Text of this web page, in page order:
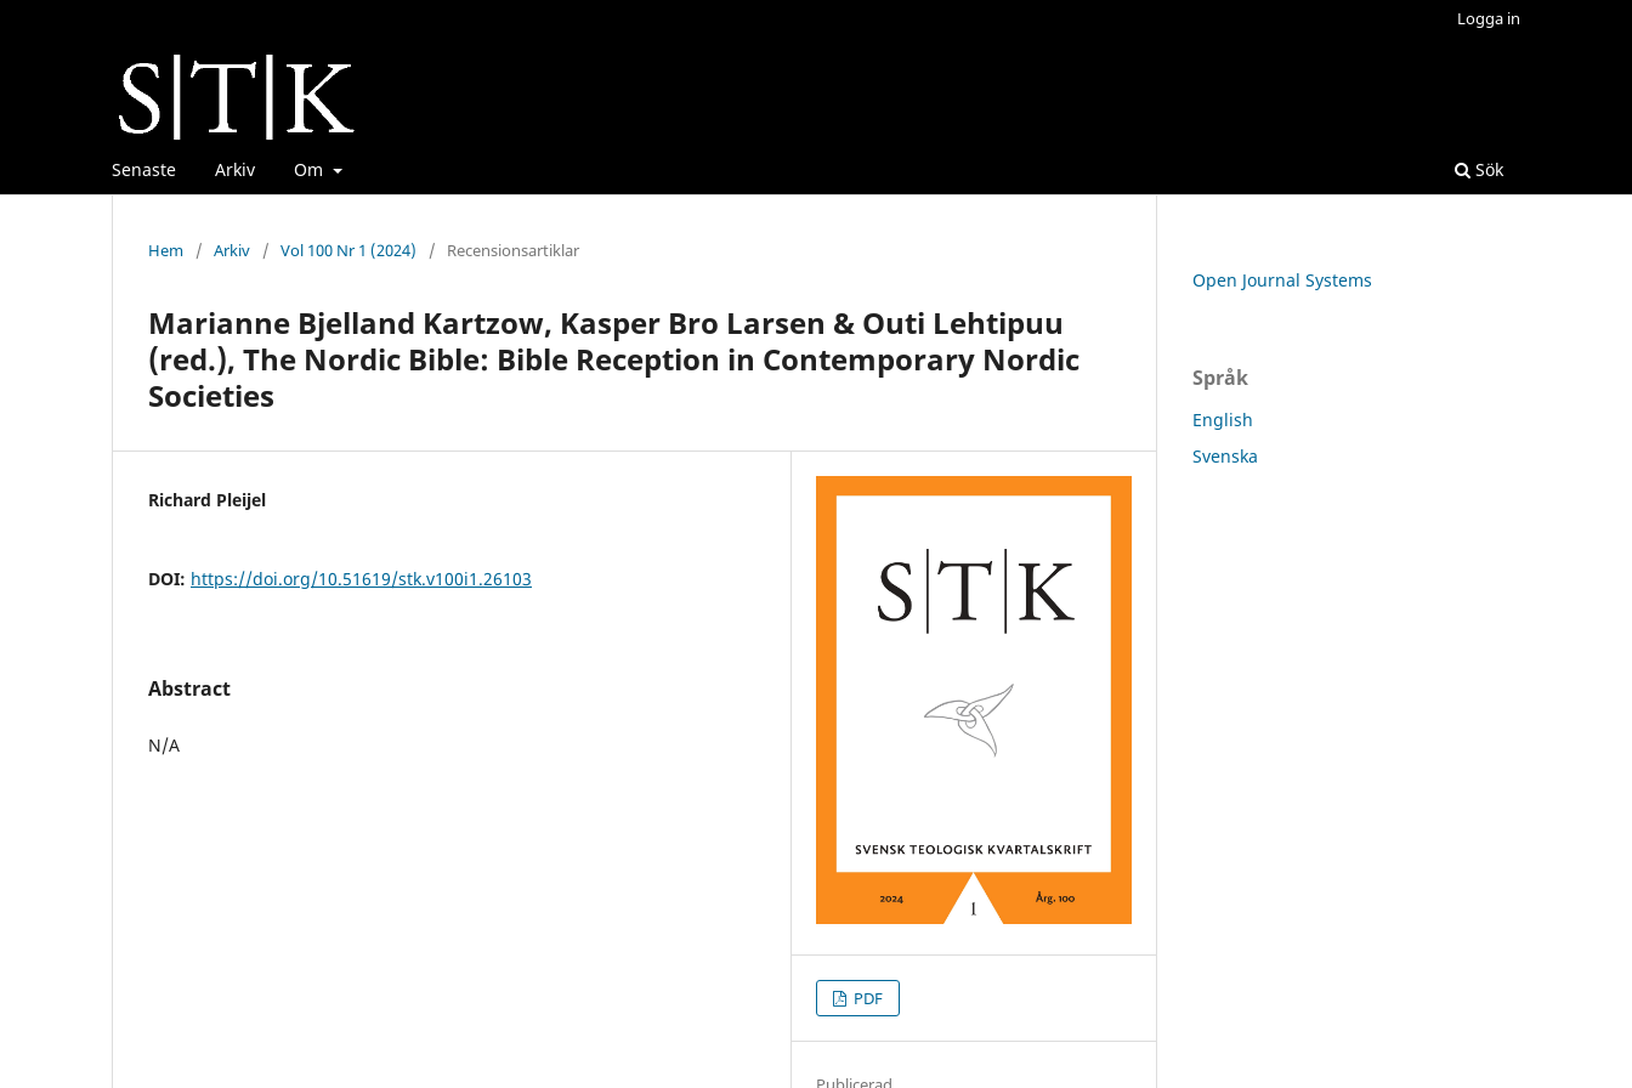
Senaste Arkiv Om Sök
Logga in
Hem / Arkiv / Vol 100 Nr 1 (2024) / Recensionsartiklar
Marianne Bjelland Kartzow, Kasper Bro Larsen & Outi Lehtipuu
(red.), The Nordic Bible: Bible Reception in Contemporary Nordic
Societies
Richard Pleijel
DOI: https://doi.org/10.51619/stk.v100i1.26103
Abstract
N/A
PDF
Open Journal Systems
Språk
English
Svenska